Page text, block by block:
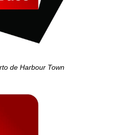
de Harbour Town